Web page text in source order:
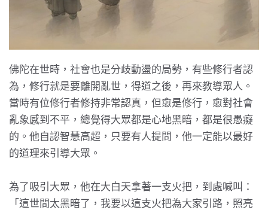
佛陀在世時，社會也是分歧動盪的局勢，有些修行者認
為，修行就是要離開亂世，得道之後，再來教導眾人。
當時有位修行者修持非常認真，但愈是修行，愈對社會
亂象感到不平，總覺得大眾都是心地黑暗，都是很愚癡
的。他自認智慧高超，只要有人提問，他一定能以最好
的道理來引導大眾。
為了吸引大眾，他在大白天拿著一支火把，到處喊叫：
「這世間太黑暗了，我要以這支火把為大家引路，照亮